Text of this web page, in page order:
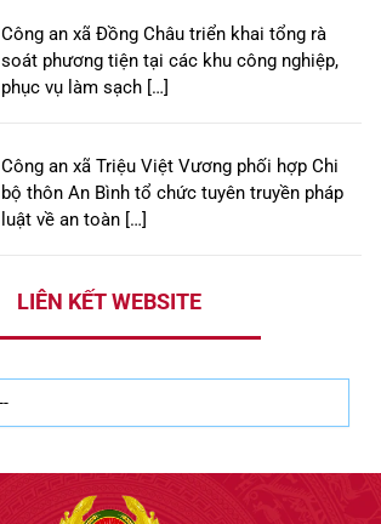
Công an xã Đồng Châu triển khai tổng rà
soát phương tiện tại các khu công nghiệp,
phục vụ làm sạch […]
Công an xã Triệu Việt Vương phối hợp Chi
bộ thôn An Bình tổ chức tuyên truyền pháp
luật về an toàn […]
LIÊN KẾT WEBSITE